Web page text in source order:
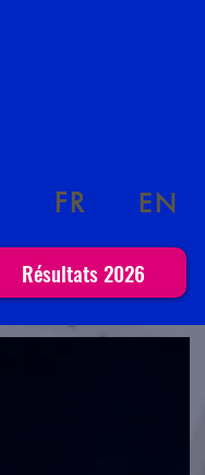
FR EN
Résultats 2026